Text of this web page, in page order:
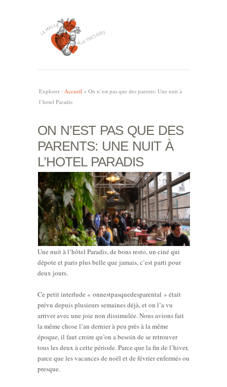
Explorer : Accueil » On n’est pas que des parents: Une nuit à
l’hotel Paradis
ON N’EST PAS QUE DES
PARENTS: UNE NUIT À
L’HOTEL PARADIS
Une nuit à l’hôtel Paradis, de bons resto, un ciné qui
dépote et paris plus belle que jamais, c’est parti pour
deux jours.
Ce petit interlude « onnestpasquedesparental » était
prévu depuis plusieurs semaines déjà, et on l’a vu
arriver avec une joie non dissimulée. Nous avions fait
la même chose l’an dernier à peu près à la même
époque, il faut croire qu’on a besoin de se retrouver
tous les deux à cette période. Parce que la fin de l’hiver,
parce que les vacances de noël et de février enfermés ou
presque.